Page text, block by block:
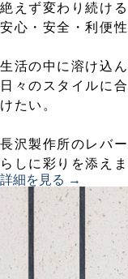
絶えず変わり続け
安心・安全・利便性
生活の中に溶け込
日々のスタイルに
けたい。
長沢製作所のレバ
らしに彩りを添えま
詳細を見る →